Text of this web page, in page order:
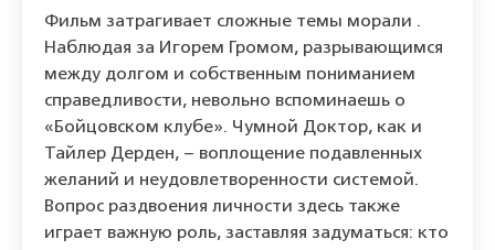
Фильм затрагивает сложные темы морали .
Наблюдая за Игорем Громом, разрывающимся
между долгом и собственным пониманием
справедливости, невольно вспоминаешь о
«Бойцовском клубе». Чумной Доктор, как и
Тайлер Дерден, – воплощение подавленных
желаний и неудовлетворенности системой.
Вопрос раздвоения личности здесь также
играет важную роль, заставляя задуматься: кто